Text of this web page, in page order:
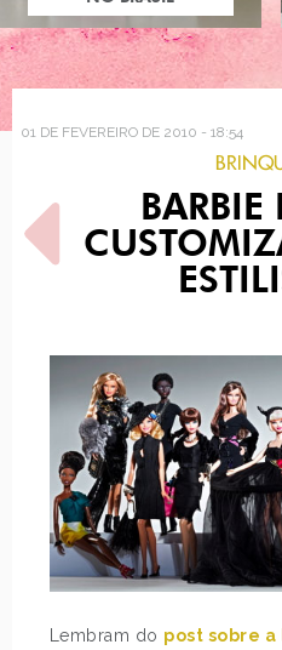
01 DE FEVEREIRO DE 2010 - 18:54
BARBIE
Lembram do post sobre a
POST ANTERIOR
NERDS ON CUPCAKE